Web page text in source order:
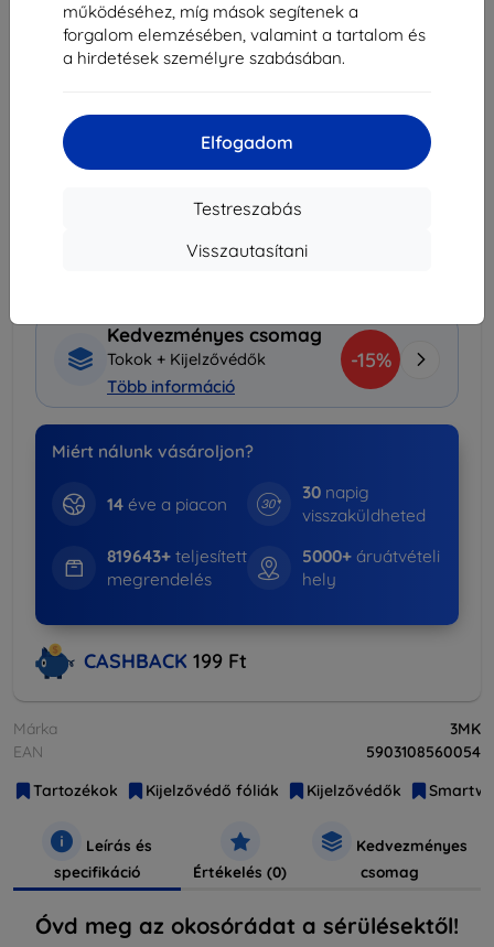
működéséhez, míg mások segítenek a
forgalom elemzésében, valamint a tartalom és
a hirdetések személyre szabásában.
Elfogadom
Testreszabás
Visszautasítani
Kosárba
2db
1 791 Ft/db
3db+
15% 1 691 Ft/db
Szállítási költség-tól990 Ft (Ingyenes 30 000
Kedvezményes csomag
Tokok + Kijelzővédők
Több információ
-15%
Miért nálunk vásároljon?
14éve a piacon
30 napig
visszaküldheted
819643+teljesített
megrendelés
5000+ áruátvételi
hely
CASHBACK 199 Ft
Márka
3MK
EAN
5903108560054
Tartozékok
Kijelzővédő fóliák Kijelzővédők
Leírás és
specifikáció
Értékelés (0)
Kedvezményes
csomag
Óvd meg az okosórádat a sérülésektől!